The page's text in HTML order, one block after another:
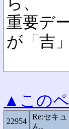
重要デ
が「吉
▲この
22954
Re:セキ
ん。